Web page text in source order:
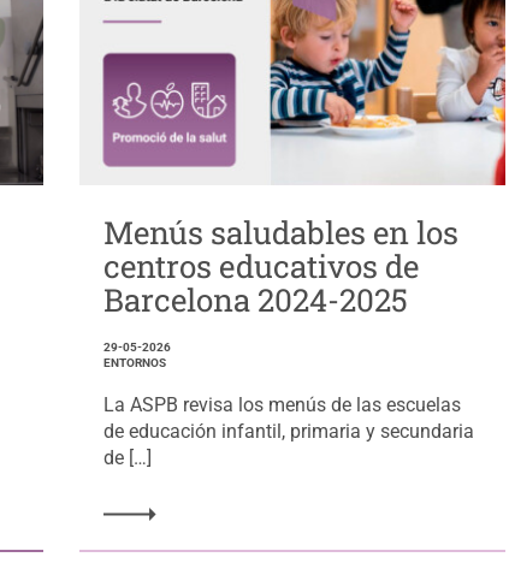
Menús saludables en los
centros educativos de
Barcelona 2024-2025
29-05-2026
ENTORNOS
La ASPB revisa los menús de las escuelas
de educación infantil, primaria y secundaria
de […]